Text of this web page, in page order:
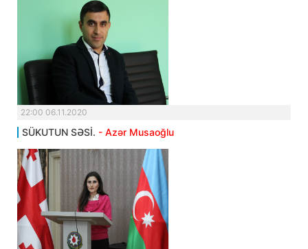
22:00 06.11.2020
SÜKUTUN SƏSİ. - Azər Musaoğlu